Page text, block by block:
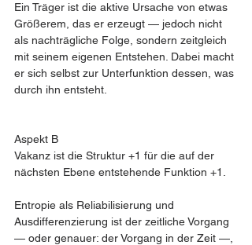
Ein Träger ist die aktive Ursache von etwas
Größerem, das er erzeugt — jedoch nicht
als nachträgliche Folge, sondern zeitgleich
mit seinem eigenen Entstehen. Dabei macht
er sich selbst zur Unterfunktion dessen, was
durch ihn entsteht.
Aspekt B
Vakanz ist die Struktur +1 für die auf der
nächsten Ebene entstehende Funktion +1.
Entropie als Reliabilisierung und
Ausdifferenzierung ist der zeitliche Vorgang
— oder genauer: der Vorgang in der Zeit —,